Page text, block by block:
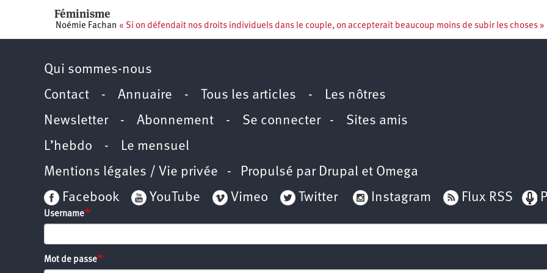
Féminisme
Noémie Fachan « Si on défendait nos droits individuels dans le couple, on accepterait beaucoup moins de subir les choses »
Qui sommes-nous
Contact - Annuaire - Tous les articles - Les nôtres
Newsletter- Abonnement - Se connecter- Sites amis
L’hebdo - Le mensuel
Mentions légales / Vie privée - Propulsé par Drupal et Omega
Facebook
YouTube Vimeo Twitter Instagram Flux RSS
Username
Mot de passe